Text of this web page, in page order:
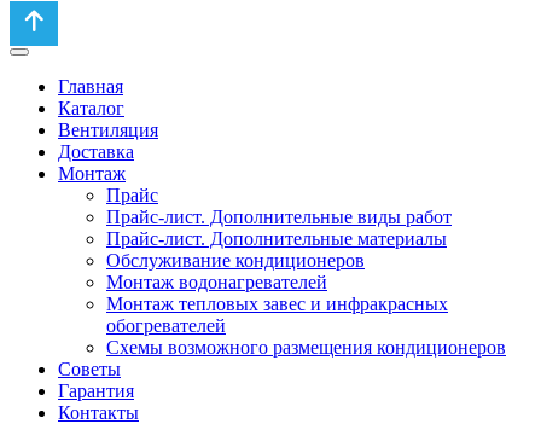
Главная
Каталог
Вентиляция
Доставка
Монтаж
Прайс
Прайс-лист. Дополнительные виды работ
Прайс-лист. Дополнительные материалы
Обслуживание кондиционеров
Монтаж водонагревателей
Монтаж тепловых завес и инфракрасных
обогревателей
Схемы возможного размещения кондиционеров
Советы
Гарантия
Контакты